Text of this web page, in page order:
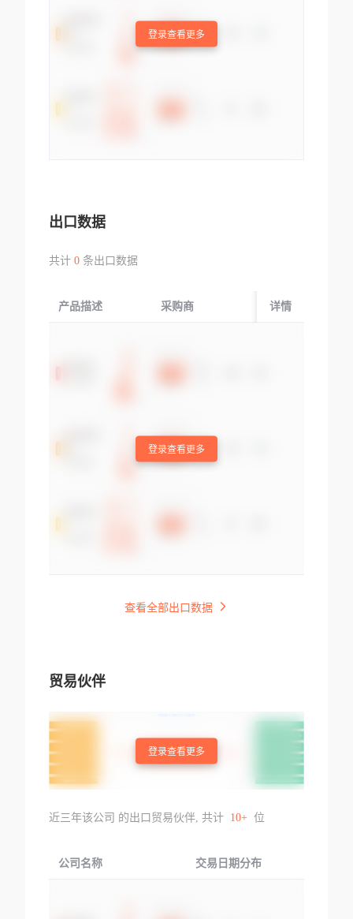
登录查看更多
出口数据
共计 0条出口数据
产品描述 采购商 起运国/地区
详情
登录查看更多
查看全部出口数据
贸易伙伴
登录查看更多
近三年该公司 的出口贸易伙伴, 共计 10+ 位
公司名称 交易日期分布